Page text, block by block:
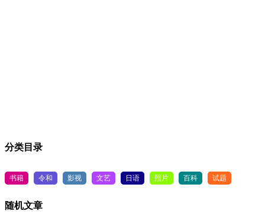
分类目录
书籍 令和 影视 文艺 日语 照片 百科 试题
随机文章